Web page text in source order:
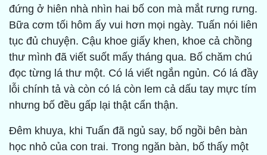
đứng ở hiên nhà nhìn hai bố con mà mắt rưng rưng.
Bữa cơm tối hôm ấy vui hơn mọi ngày. Tuấn nói liên
tục đủ chuyện. Cậu khoe giấy khen, khoe cả chồng
thư mình đã viết suốt mấy tháng qua. Bố chăm chú
đọc từng lá thư một. Có lá viết ngắn ngủn. Có lá đầy
lỗi chính tả và còn có lá còn lem cả dấu tay mực tím
nhưng bố đều gấp lại thật cẩn thận.
Đêm khuya, khi Tuấn đã ngủ say, bố ngồi bên bàn
học nhỏ của con trai. Trong ngăn bàn, bố thấy một